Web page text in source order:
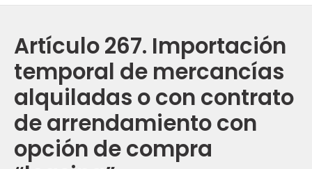
Artículo 267. Importación
temporal de mercancías
alquiladas o con contrato
de arrendamiento con
opción de compra